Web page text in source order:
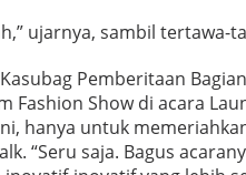
ujarnya, sambil tertawa-
Pemberitaan
Fashion Show di acara
hanya untuk
“Seru saja. Bagus